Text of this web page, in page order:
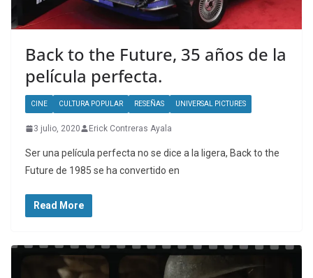
Back to the Future, 35 años de la
película perfecta.
CINE CULTURA POPULAR RESEÑAS UNIVERSAL PICTURES
3 julio, 2020 Erick Contreras Ayala
Ser una película perfecta no se dice a la ligera, Back to the
Future de 1985 se ha convertido en
Read More